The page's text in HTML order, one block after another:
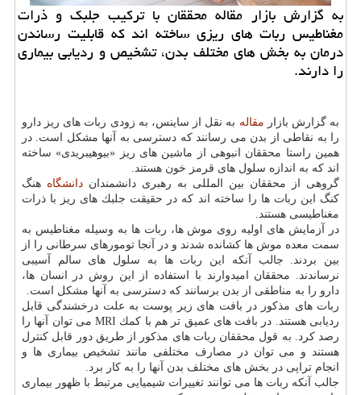
به گزارش بازار مقاله محققان با تركیب جلبك و ذرات
مغناطیس ربات های ریزی ساخته اند كه قابلیت رساندن
درمان به بخش های مختلف بدن، تشخیص و ردیابی بیماری
را دارند.
به گزارش بازار مقاله به نقل از ساینس، به زودی ربات های ریز دارو
را به نقاطی از بدن می رسانند كه دسترسی به آنها مشكل است. در
همین راستا محققان انبوهی از ماشین های ریز «بیوهیبریدی» ساخته
اند كه به اندازه سلول های قرمز خون هستند.
گروهی از محققان بین المللی به رهبری دانشمندان دانشگاه هنگ
كنگ این ربات ها را ساخته اند كه در حقیقت جلبك های ریز با ذرات
مغناطیسی هستند.
در آزمایش های اولیه روی موش ها، ربات ها به وسیله مغناطیس به
سمت معده موش ها كشانده شدند و در آنجا تومورهای سرطانی را از
بین بردند. جالب آنكه این ربات ها به سلول های سالم آسیبی
نرساندند. محققان امیدوارند با استفاده از این روش در انسان ها،
دارو را به مناطقی از بدن برسانند كه دسترسی به آنها مشكل است.
ربات های مذكور در بافت های زیر پوست به علت درخشندگی قابل
ردیابی هستند. در بافت های عمیق تر هم با كمك MRI می توان آنها را
رصد كرد. به قول محققان ربات های مذكور از طریق دور قابل كنترل
هستند و می توان در مصارف مختلفی مانند تشخیص بیماری ها و
انجام تراپی در بخش های مختلف بدن آنها را به كار برد.
جالب آنكه ربات ها می توانند تغییرات شیمیایی مرتبط با ظهور بیماری